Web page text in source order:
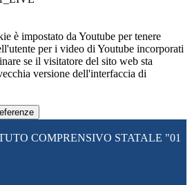
è impostato da Youtube per tenere
per i video di Youtube incorporati
se il visitatore del sito web sta
versione dell'interfaccia di
COMPRENSIVO STATALE "01